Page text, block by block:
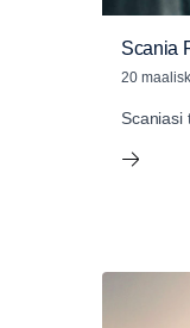
Scania
20
Scaniasi